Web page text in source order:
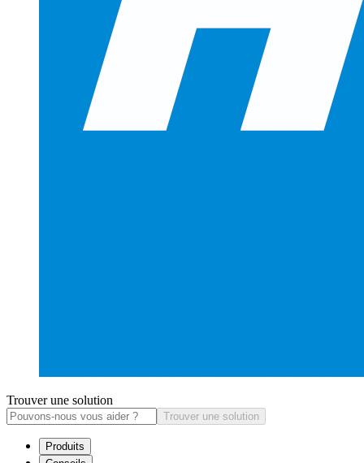
Trouver une solution
Trouver une solution
Produits